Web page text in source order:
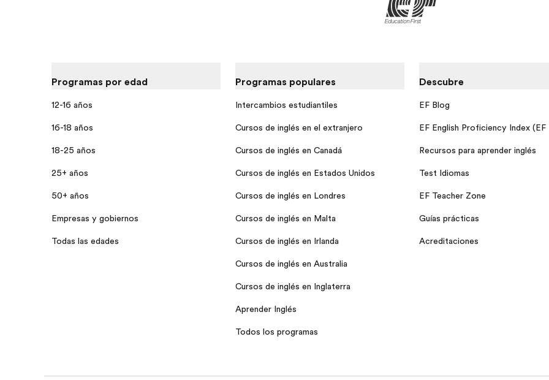
Programas por edad
12-16 años
16-18 años
18-25 años
25+ años
50+ años
Empresas y gobiernos
Todas las edades
Programas populares
Intercambios estudiantiles
Cursos de inglés en el extranjero
Cursos de inglés en Canadá
Cursos de inglés en Estados Unidos
Cursos de inglés en Londres
Cursos de inglés en Malta
Cursos de inglés en Irlanda
Cursos de inglés en Australia
Cursos de inglés en Inglaterra
Aprender Inglés
Todos los programas
Descubre
EF Blog
EF English Proficiency Index (EF
Recursos para aprender inglés
Test Idiomas
EF Teacher Zone
Guías prácticas
Acreditaciones